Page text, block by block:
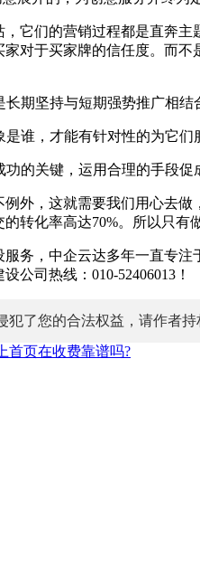
们的营销过程都是直奔主
对于买家牌的信任度。而
期坚持与短期强势推广相结
，才能有针对性的为它们
关键，运用合理的手段促
，这就需要我们用心去做
转化率高达70%。所以只有
务，中企云达多年一直专
公司热线：010-52406013！
了您的合法权益，请作者
首页在收费靠谱吗?